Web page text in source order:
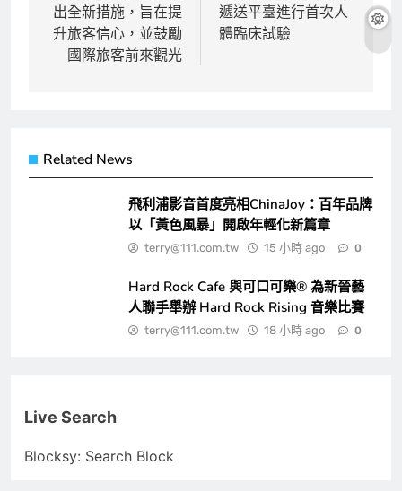
覽
出全新措施，旨在提
升旅客信心，並鼓勵
國際旅客前來觀光
遞送平臺進行首次人
體臨床試驗
Related News
飛利浦影音首度亮相ChinaJoy：百年品牌
以「黃色風暴」開啟年輕化新篇章
terry@111.com.tw 15 小時 ago 0
Hard Rock Cafe 與可口可樂® 為新晉藝
人聯手舉辦 Hard Rock Rising 音樂比賽
terry@111.com.tw 18 小時 ago 0
Live Search
Blocksy: Search Block